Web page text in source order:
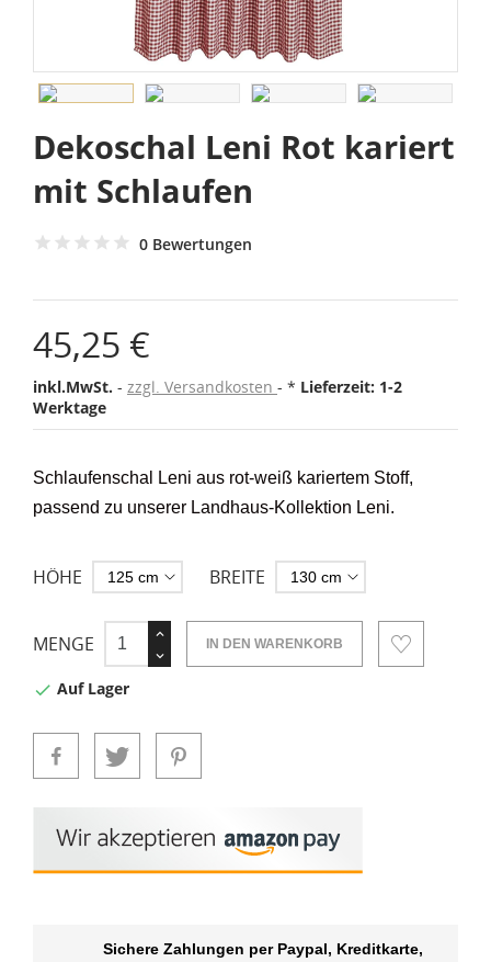
Dekoschal Leni Rot kariert
mit Schlaufen
0 Bewertungen
45,25 €
inkl.MwSt. zzgl. Versandkosten * Lieferzeit: 1-2
Werktage
Schlaufenschal Leni aus rot-weiß kariertem Stoff,
passend zu unserer Landhaus-Kollektion Leni.
HÖHE BREITE
MENGE IN DEN WARENKORB
 Auf Lager
Sichere Zahlungen per Paypal, Kreditkarte,